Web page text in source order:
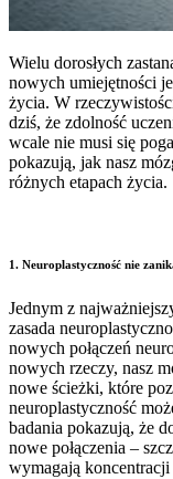
Wielu dorosłych
nowych umiejętności
życia. W
dziś, że zdolność
wcale nie musi się
pokazują, jak nasz
różnych etapach życia.
1. Neuroplastyczność nie
Jednym z
zasada
nowych połączeń
nowych rzeczy, nasz
nowe ścieżki, które
neuroplastyczność
badania pokazują, że
nowe połączenia –
wymagają